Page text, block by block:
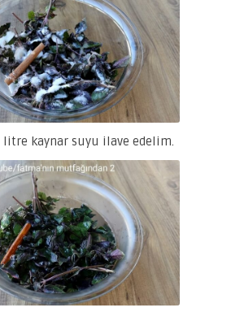
litre kaynar suyu ilave edelim.